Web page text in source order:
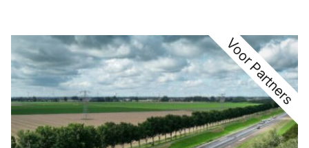
Voor Partners